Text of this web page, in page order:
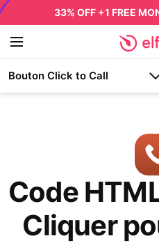
33% OFF +1 FREE
Bouton Click to Call
Code
Cliquer